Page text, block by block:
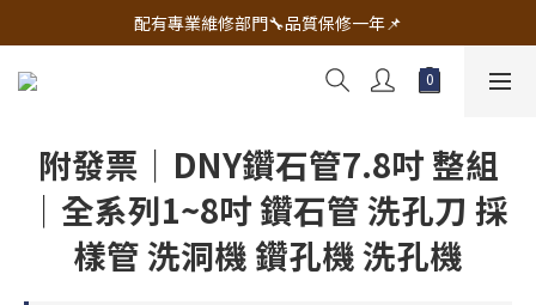
🔧電動工具&五金唯一首選 宇慶五金網拍🔧
配有專業維修部門🔧品質保修一年📌
🔧電動工具&五金唯一首選 宇慶五金網拍🔧
附發票｜DNY鑽石管7.8吋 整組
｜全系列1~8吋 鑽石管 洗孔刀 採
樣管 洗洞機 鑽孔機 洗孔機